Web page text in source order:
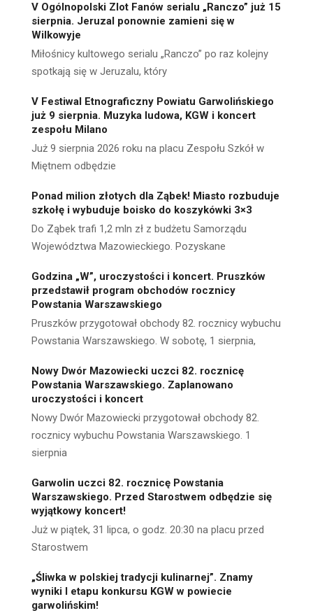
V Ogólnopolski Zlot Fanów serialu „Ranczo” już 15
sierpnia. Jeruzal ponownie zamieni się w
Wilkowyje
Miłośnicy kultowego serialu „Ranczo” po raz kolejny
spotkają się w Jeruzalu, który
V Festiwal Etnograficzny Powiatu Garwolińskiego
już 9 sierpnia. Muzyka ludowa, KGW i koncert
zespołu Milano
Już 9 sierpnia 2026 roku na placu Zespołu Szkół w
Miętnem odbędzie
Ponad milion złotych dla Ząbek! Miasto rozbuduje
szkołę i wybuduje boisko do koszykówki 3×3
Do Ząbek trafi 1,2 mln zł z budżetu Samorządu
Województwa Mazowieckiego. Pozyskane
Godzina „W”, uroczystości i koncert. Pruszków
przedstawił program obchodów rocznicy
Powstania Warszawskiego
Pruszków przygotował obchody 82. rocznicy wybuchu
Powstania Warszawskiego. W sobotę, 1 sierpnia,
Nowy Dwór Mazowiecki uczci 82. rocznicę
Powstania Warszawskiego. Zaplanowano
uroczystości i koncert
Nowy Dwór Mazowiecki przygotował obchody 82.
rocznicy wybuchu Powstania Warszawskiego. 1
sierpnia
Garwolin uczci 82. rocznicę Powstania
Warszawskiego. Przed Starostwem odbędzie się
wyjątkowy koncert!
Już w piątek, 31 lipca, o godz. 20:30 na placu przed
Starostwem
„Śliwka w polskiej tradycji kulinarnej”. Znamy
wyniki I etapu konkursu KGW w powiecie
garwolińskim!